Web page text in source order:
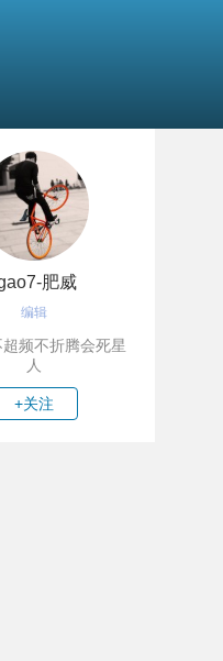
肥威
编辑
频不折腾会死星
人
+关注